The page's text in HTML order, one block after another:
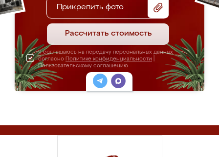
Прикрепить фото
Рассчитать стоимость
Я соглашаюсь на передачу персональных данных
согласно Политике конфиденциальности
Пользовательскому соглашению